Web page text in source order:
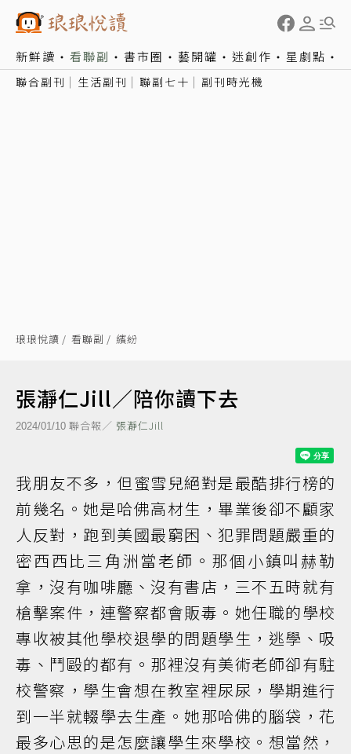
新鮮讀 看聯副 書市圈 藝開罐 迷創作 星劇點
聯合副刊 生活副刊 聯副七十 副刊時光機
琅琅悅讀 看聯副 繽紛
張瀞仁Jill／陪你讀下去
2024/01/10 聯合報／ 張瀞仁Jill
我朋友不多，但蜜雪兒絕對是最酷排行榜的
前幾名。她是哈佛高材生，畢業後卻不顧家
人反對，跑到美國最窮困、犯罪問題嚴重的
密西西比三角洲當老師。那個小鎮叫赫勒
拿，沒有咖啡廳、沒有書店，三不五時就有
槍擊案件，連警察都會販毒。她任職的學校
專收被其他學校退學的問題學生，逃學、吸
毒、鬥毆的都有。那裡沒有美術老師卻有駐
校警察，學生會想在教室裡尿尿，學期進行
到一半就輟學去生產。她那哈佛的腦袋，花
最多心思的是怎麼讓學生來學校。想當然，